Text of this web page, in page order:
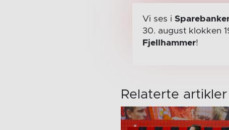
Vi ses i
30. august klokken
Fjellhammer!
Relaterte artikler